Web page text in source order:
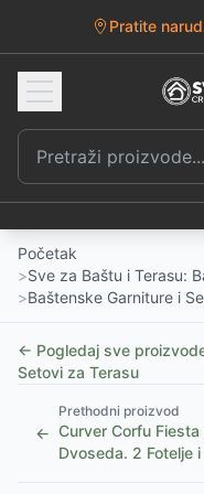
Pratite
Početak
>Sve za Baštu i Terasu:
>Baštenske Garniture i
← Pogledaj sve
Setovi za Terasu
←
Prethodni proizvod
Curver Corfu Fiesta
Dvoseda. 2 Fotelje